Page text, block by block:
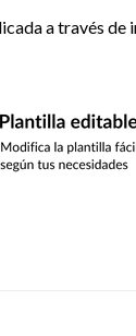
a través